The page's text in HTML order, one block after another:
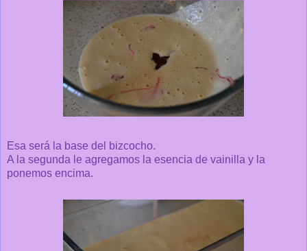
Esa será la base del bizcocho.
A la segunda le agregamos la esencia de vainilla y la
ponemos encima.